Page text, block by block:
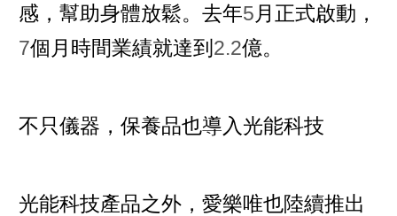
感，幫助身體放鬆。去年5月正式啟動，
7個月時間業績就達到 2.2億。
不只儀器，保養品也導入光能科技
光能科技產品之外，愛樂唯也陸續推出